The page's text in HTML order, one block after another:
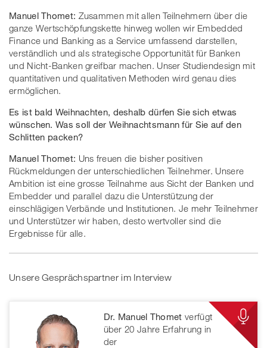
Manuel Thomet: Zusammen mit allen Teilnehmern über die
ganze Wertschöpfungskette hinweg wollen wir Embedded
Finance und Banking as a Service umfassend darstellen,
verständlich und als strategische Opportunität für Banken
und Nicht-Banken greifbar machen. Unser Studiendesign mit
quantitativen und qualitativen Methoden wird genau dies
ermöglichen.
Es ist bald Weihnachten, deshalb dürfen Sie sich etwas
wünschen. Was soll der Weihnachtsmann für Sie auf den
Schlitten packen?
Manuel Thomet: Uns freuen die bisher positiven
Rückmeldungen der unterschiedlichen Teilnehmer. Unsere
Ambition ist eine grosse Teilnahme aus Sicht der Banken und
Embedder und parallel dazu die Unterstützung der
einschlägigen Verbände und Institutionen. Je mehr Teilnehmer
und Unterstützer wir haben, desto wertvoller sind die
Ergebnisse für alle.
Unsere Gesprächspartner im Interview
Dr. Manuel Thomet verfügt
über 20 Jahre Erfahrung in
der